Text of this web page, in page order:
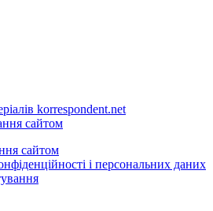
korrespondent.net
сайтом
сайтом
і персональних даних